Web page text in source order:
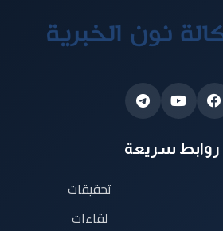
روابط سريعة
تحقيقات
لقاءات